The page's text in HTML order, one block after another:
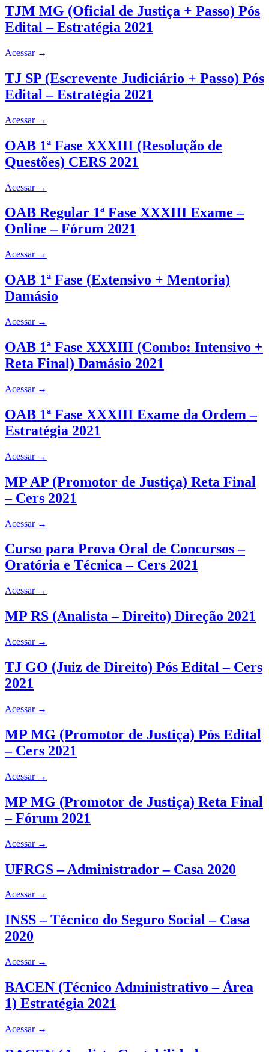
TJM MG (Oficial de Justiça + Passo) Pós
Edital – Estratégia 2021
Acessar →
TJ SP (Escrevente Judiciário + Passo) Pós
Edital – Estratégia 2021
Acessar →
OAB 1ª Fase XXXIII (Resolução de
Questões) CERS 2021
Acessar →
OAB Regular 1ª Fase XXXIII Exame –
Online – Fórum 2021
Acessar →
OAB 1ª Fase (Extensivo + Mentoria)
Damásio
Acessar →
OAB 1ª Fase XXXIII (Combo: Intensivo +
Reta Final) Damásio 2021
Acessar →
OAB 1ª Fase XXXIII Exame da Ordem –
Estratégia 2021
Acessar →
MP AP (Promotor de Justiça) Reta Final
– Cers 2021
Acessar →
Curso para Prova Oral de Concursos –
Oratória e Técnica – Cers 2021
Acessar →
MP RS (Analista – Direito) Direção 2021
Acessar →
TJ GO (Juiz de Direito) Pós Edital – Cers
2021
Acessar →
MP MG (Promotor de Justiça) Pós Edital
– Cers 2021
Acessar →
MP MG (Promotor de Justiça) Reta Final
– Fórum 2021
Acessar →
UFRGS – Administrador – Casa 2020
Acessar →
INSS – Técnico do Seguro Social – Casa
2020
Acessar →
BACEN (Técnico Administrativo – Área
1) Estratégia 2021
Acessar →